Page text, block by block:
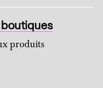
produits